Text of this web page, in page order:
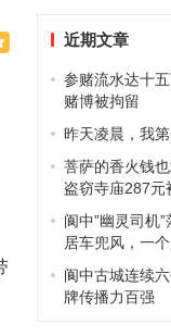
近期文章
参赌流水达十
赌博被拘留
昨天凌晨，我
菩萨的香火钱
盗窃寺庙287元
阆中”幽灵司机
居车兜风，一
阆中古城连续
牌传播力百强